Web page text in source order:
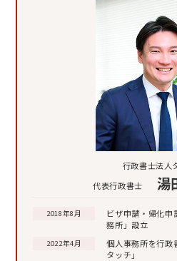
行政書士法人
代表行政書士
湯
2018年8月
ビザ申請・帰化申
務所」設立
2022年4月
個人事務所を行政
タッチ」